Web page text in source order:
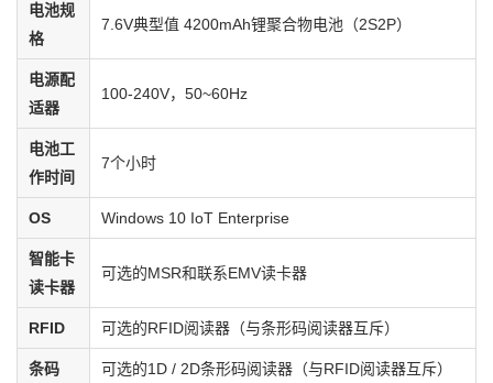
电池规
格
7.6V典型值 4200mAh锂聚合物电池（2S2P）
电源配
适器
100-240V，50~60Hz
电池工
作时间
7个小时
OS Windows 10 IoT Enterprise
智能卡
读卡器
可选的MSR和联系EMV读卡器
RFID 可选的RFID阅读器（与条形码阅读器互斥）
条码 可选的1D / 2D条形码阅读器（与RFID阅读器互斥）